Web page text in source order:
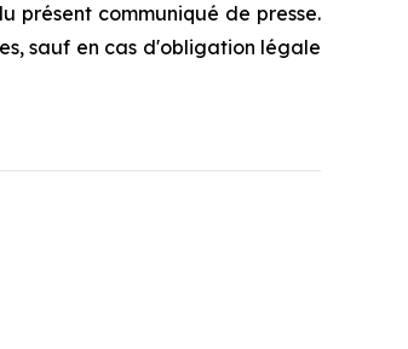
présent communiqué de presse.
sauf en cas d'obligation légale